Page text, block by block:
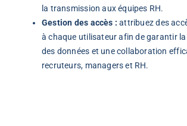
la transmission aux équipes RH.
Gestion des accès : attribuez des
à chaque utilisateur afin de garantir
des données et une collaboration
recruteurs, managers et RH.